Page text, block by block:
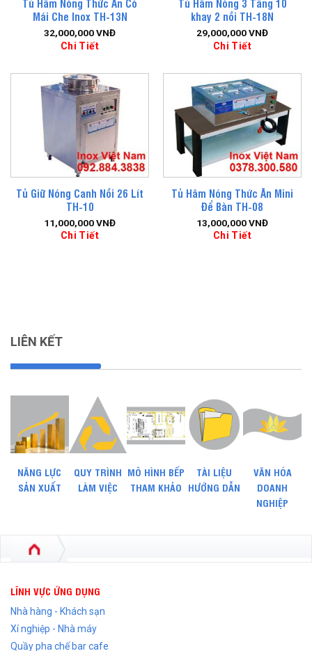
Tủ Hâm Nóng Thức Ăn Có
Mái Che Inox TH-13N
32,000,000VNĐ
Chi Tiết
Tủ Hâm Nóng 3 Tầng 10
khay 2 nồi TH-18N
29,000,000VNĐ
Chi Tiết
Tủ Giữ Nóng Canh Nồi 26 Lít
TH-10
11,000,000VNĐ
Chi Tiết
Tủ Hâm Nóng Thức Ăn Mini
Để Bàn TH-08
13,000,000VNĐ
Chi Tiết
LIÊN KẾT
NĂNG LỰC
SẢN XUẤT
QUY TRÌNH
LÀM VIỆC
MÔ HÌNH BẾP
THAM KHẢO
TÀI LIỆU
HƯỚNG DẪN
VĂN HÓA
DOANH
NGHIỆP
LĨNH VỰC ỨNG DỤNG
Nhà hàng - Khách sạn
Xí nghiệp - Nhà máy
Quầy pha chế bar cafe